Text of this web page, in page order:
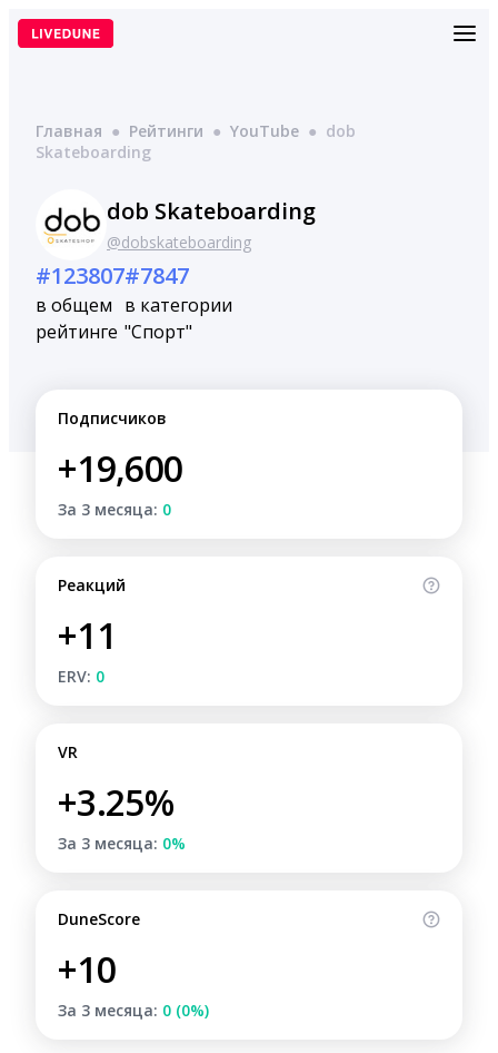
Перейти
Главная ● Рейтинги ● YouTube ● dob
Skateboarding
dob Skateboarding
@dobskateboarding
#123807
в общем
рейтинге
#7847
в категории
"Спорт"
Подписчиков
+19,600
За 3 месяца: 0
Реакций
+11
ERV: 0
VR
+3.25%
За 3 месяца: 0%
DuneScore
+10
За 3 месяца: 0 (0%)